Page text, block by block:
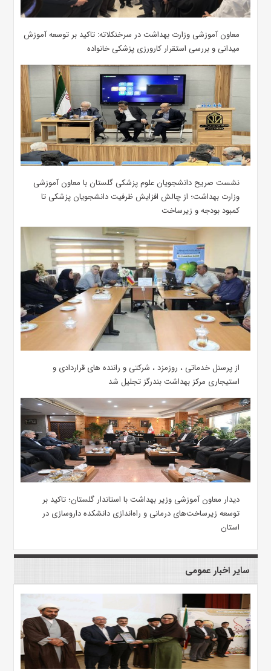
معاون آموزشی وزارت بهداشت در سرخنکلاته: تاکید بر توسعه آموزش
میدانی و بررسی استقرار کارورزی پزشکی ‌خانواده
نشست صریح دانشجویان علوم پزشکی گلستان با معاون آموزشی
وزارت بهداشت؛ از چالش افزایش ظرفیت دانشجویان ‌پزشکی تا
کمبود بودجه و زیرساخت
از پرسنل خدماتی ، روزمزد ، شرکتی و راننده های قراردادی و
استیجاری مرکز بهداشت بندرگز تجلیل شد
دیدار معاون آموزشی وزیر بهداشت با استاندار گلستان؛ تاکید بر
توسعه زیرساخت‌های درمانی و راه‌اندازی دانشکده داروسازی در
استان
سایر اخبار عمومی